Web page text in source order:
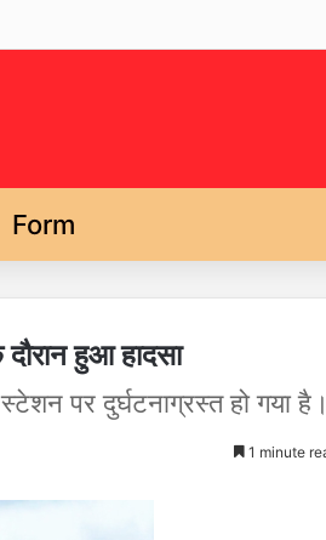
Form
हुआ हादसा
पर दुर्घटनाग्रस्त हो गया
1 minute